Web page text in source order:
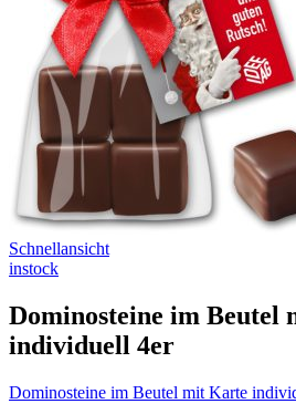
Schnellansicht
instock
Dominosteine im Beutel
individuell 4er
Dominosteine im Beutel mit Karte